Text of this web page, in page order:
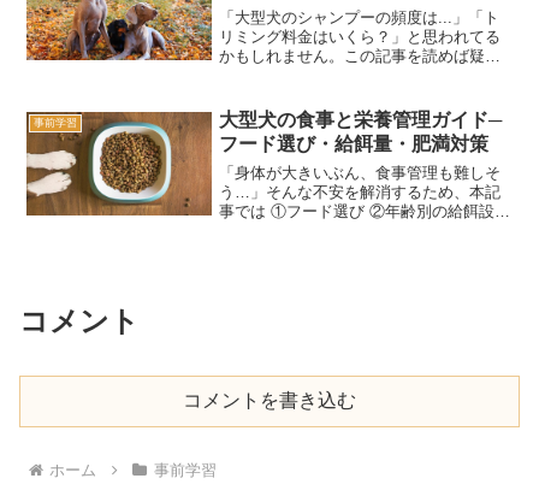
「大型犬のシャンプーの頻度は...」「ト
リミング料金はいくら？」と思われてる
かもしれません。この記事を読めば疑問
重要なお世話のひとつです。避けること
はできません。毎日の...
事前学習
大型犬の食事と栄養管理ガイド─
フード選び・給餌量・肥満対策
「身体が大きいぶん、食事管理も難しそ
う…」そんな不安を解消するため、本記
事では ①フード選び ②年齢別の給餌設計
コメント
コメントを書き込む
ホーム 事前学習